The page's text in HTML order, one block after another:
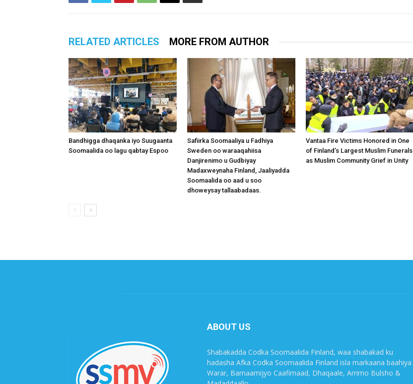
RELATED ARTICLES MORE FROM AUTHOR
Bandhigga dhaqanka iyo Suugaanta
Soomaalida oo lagu qabtay Espoo
Safiirka Soomaaliya u Fadhiya
Sweden oo waraaqahiisa
Danjirenimo u Gudbiyay
Madaxweynaha Finland, Jaaliyadda
Soomaalida oo aad u soo
dhoweysay tallaabadaas.
Vantaa Fire Victims Honored in One
of Finland’s Largest Muslim Funerals
as Muslim Community Grief in Unity
ABOUT US
Shabakadda Codka Soomaalida Finland, waa shabakad ku
hadasha Afka Codka Soomaalida Finland isla markaana baahiya
Warar, Barnaamijyo Caafimaad, Dhaqaale, Arrimo Bulsho &